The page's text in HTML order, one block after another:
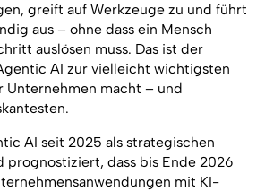
greift auf Werkzeuge zu und führt
aus – ohne dass ein Mensch
auslösen muss. Das ist der
AI zur vielleicht wichtigsten
Unternehmen macht – und
AI seit 2025 als strategischen
prognostiziert, dass bis Ende 2026
mit KI-